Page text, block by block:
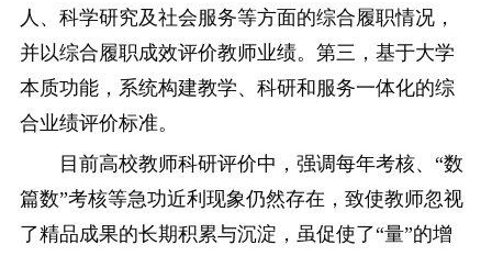
人、科学研究及社会服务等方面的综合履职情况，
并以综合履职成效评价教师业绩。第三，基于大学
本质功能，系统构建教学、科研和服务一体化的综
合业绩评价标准。
目前高校教师科研评价中，强调每年考核、“数
篇数”考核等急功近利现象仍然存在，致使教师忽视
了精品成果的长期积累与沉淀，虽促使了“量”的增